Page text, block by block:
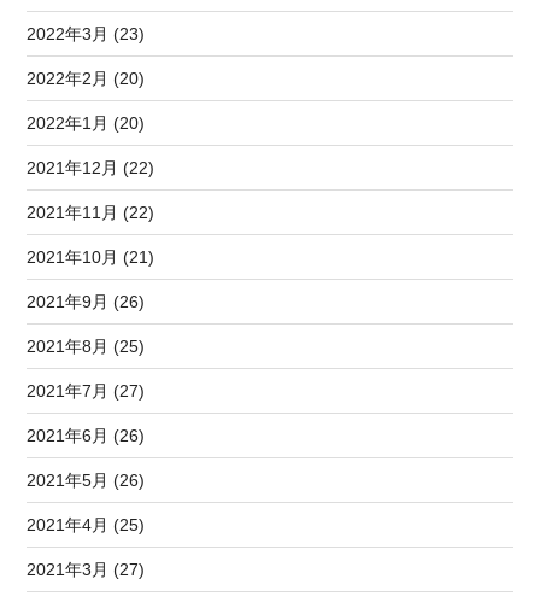
2022年3月 (23)
2022年2月 (20)
2022年1月 (20)
2021年12月 (22)
2021年11月 (22)
2021年10月 (21)
2021年9月 (26)
2021年8月 (25)
2021年7月 (27)
2021年6月 (26)
2021年5月 (26)
2021年4月 (25)
2021年3月 (27)